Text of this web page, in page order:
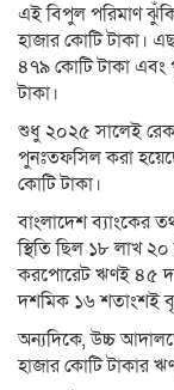
এই বিপুল পরিমাণ
হাজার কোটি টাকা।
৪৭৯ কোটি টাকা
টাকা।
শুধু ২০২৫ সালেই
পুনঃতফসিল করা
কোটি টাকা।
বাংলাদেশ ব্যাংকের
স্থিতি ছিল ১৮ লাখ
করপোরেট ঋণই ৪৫
দশমিক ১৬ শতাংশই
অন্যদিকে, উচ্চ
হাজার কোটি টাকার